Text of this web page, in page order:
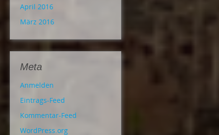
April 2016
März 2016
Meta
Anmelden
Eintrags-Feed
Kommentar-Feed
WordPress.org